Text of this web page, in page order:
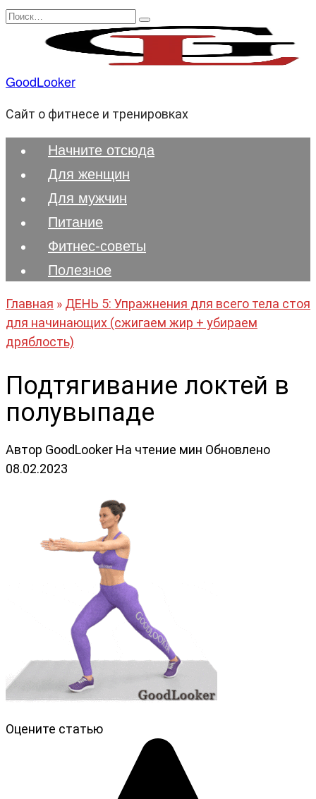
Перейти
содержанию
Search
GoodLooker
Сайт о фитнесе и тренировках
Начните отсюда
Для женщин
Для мужчин
Питание
Фитнес-советы
Полезноe
Главная » ДЕНЬ 5: Упражнения для всего тела стоя
для начинающих (сжигаем жир + убираем
дряблость)
Подтягивание локтей в
полувыпаде
Автор GoodLooker На чтение мин Обновлено
08.02.2023
Оцените статью